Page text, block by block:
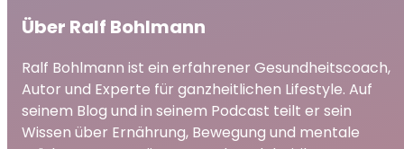
Über Ralf Bohlmann
Ralf Bohlmann ist ein erfahrener Gesundheitscoach,
Autor und Experte für ganzheitlichen Lifestyle. Auf
seinem Blog und in seinem Podcast teilt er sein
Wissen über Ernährung, Bewegung und mentale